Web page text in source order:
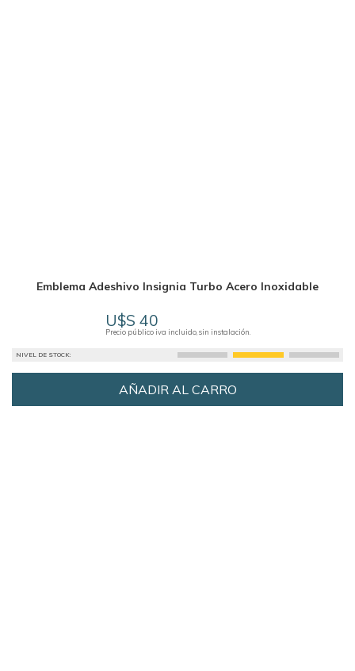
Emblema Adeshivo Insignia Turbo Acero Inoxidable
U$S 40
Precio público iva incluido, sin instalación.
NIVEL DE STOCK:
AÑADIR AL CARRO